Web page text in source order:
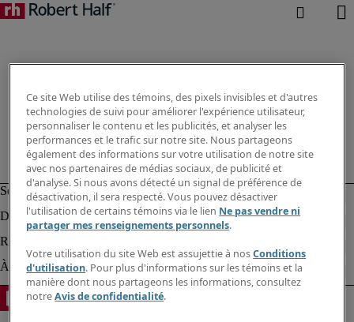
Ce site Web utilise des témoins, des pixels invisibles et d'autres
technologies de suivi pour améliorer l'expérience utilisateur,
personnaliser le contenu et les publicités, et analyser les
performances et le trafic sur notre site. Nous partageons
également des informations sur votre utilisation de notre site
avec nos partenaires de médias sociaux, de publicité et
d'analyse. Si nous avons détecté un signal de préférence de
désactivation, il sera respecté. Vous pouvez désactiver
l'utilisation de certains témoins via le lien Ne pas vendre ni
partager mes renseignements personnels.
Votre utilisation du site Web est assujettie à nosConditions
d'utilisation. Pour plus d'informations sur les témoins et la
manière dont nous partageons les informations, consultez
notreAvis de confidentialité.